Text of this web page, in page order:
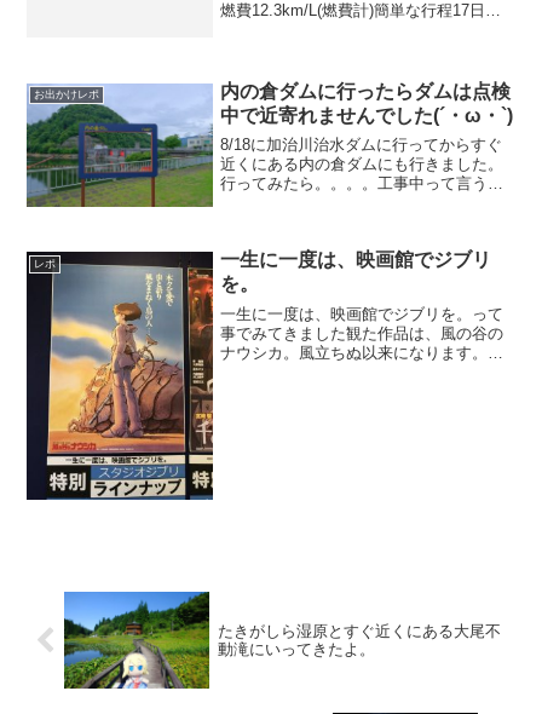
燃費12.3km/L(燃費計)簡単な行程17日は
お出かけレポ
内の倉ダムに行ったらダムは点検
中で近寄れませんでした(´・ω・`)
8/18に加治川治水ダムに行ってからすぐ
近くにある内の倉ダムにも行きました。
行ってみたら。。。。工事中って言うよ
行ったのでちょうど午後の作業の開始っ
てところですかね？
レポ
一生に一度は、映画館でジブリ
を。
一生に一度は、映画館でジブリを。って
事でみてきました観た作品は、風の谷の
ナウシカ。風立ちぬ以来になります。金
たきがしら湿原とすぐ近くにある大尾不
動滝にいってきたよ。